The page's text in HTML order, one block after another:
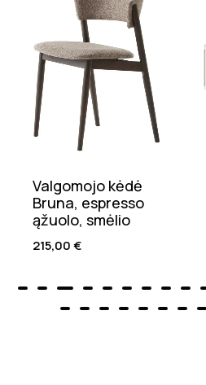
Valgomojo kėdė
Bruna, espresso
ąžuolo, smėlio
215,00€